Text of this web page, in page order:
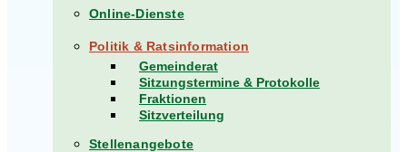
Online-Dienste
Politik & Ratsinformation
Gemeinderat
Sitzungstermine & Protokolle
Fraktionen
Sitzverteilung
Stellenangebote